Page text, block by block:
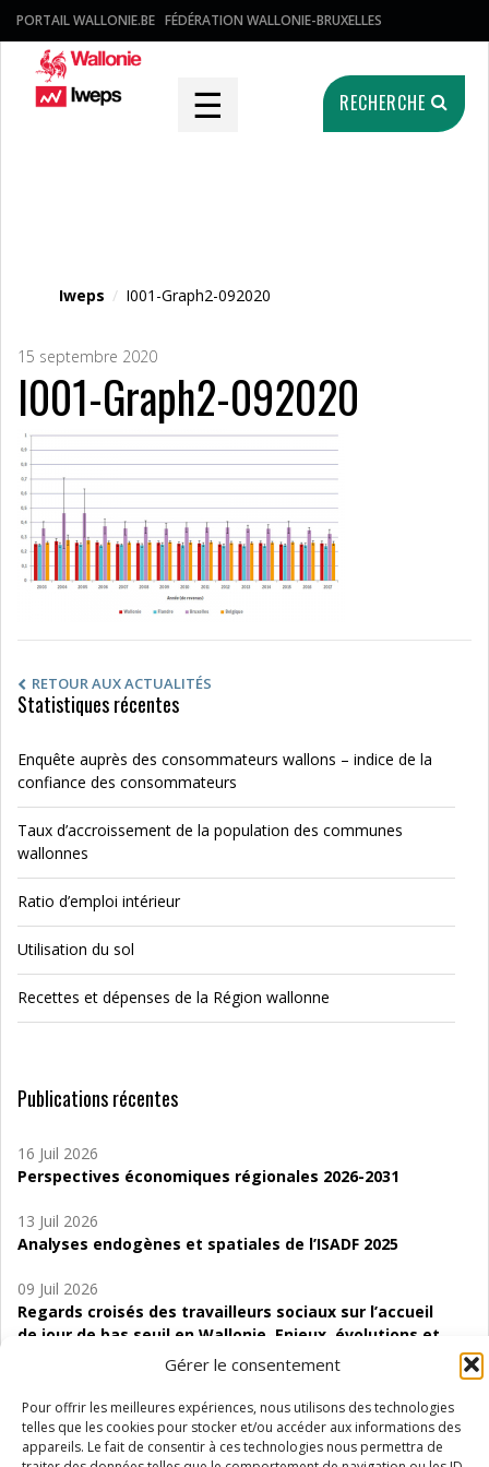
Gérer le consentement
Pour offrir les meilleures expériences, nous utilisons des technologies
telles que les cookies pour stocker et/ou accéder aux informations des
appareils. Le fait de consentir à ces technologies nous permettra de
PORTAIL WALLONIE.BE FÉDÉRATION WALLONIE-BRUXELLES
☰ RECHERCHE
Iweps / I001-Graph2-092020
15 septembre 2020
I001-Graph2-092020
RETOUR AUX ACTUALITÉS
Statistiques récentes
Enquête auprès des consommateurs wallons – indice de la
confiance des consommateurs
Taux d’accroissement de la population des communes
wallonnes
Ratio d’emploi intérieur
Utilisation du sol
Recettes et dépenses de la Région wallonne
Publications récentes
16 Juil 2026
Perspectives économiques régionales 2026-2031
13 Juil 2026
Analyses endogènes et spatiales de l’ISADF 2025
09 Juil 2026
Regards croisés des travailleurs sociaux sur l’accueil
de jour de bas seuil en Wallonie. Enjeux, évolutions et
06 Juil 2026
Étude d’évaluabilité des Structures
d’accompagnement à l’autocréation d’emploi (SAACE)